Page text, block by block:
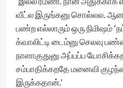
வீட்ல இருங்கனு சொல்லல. ஆனா
பண்ற எல்லாரும் ஒரு நிமிஷம்
க்வாலிட்டி டைம்னு செலவு
நாளாகுதுனு அப்பப்ப
சம்பாதிக்கறதே மனைவி
இருக்கதான்.’